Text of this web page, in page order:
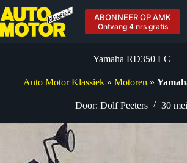
Ga
naar
de
inhoud
ABONNEER OP AMK
Ontvang 4 nrs gratis
Yamaha RD350 LC
Auto Motor Klassiek »Motoren »
Door: Dolf Peeters 30